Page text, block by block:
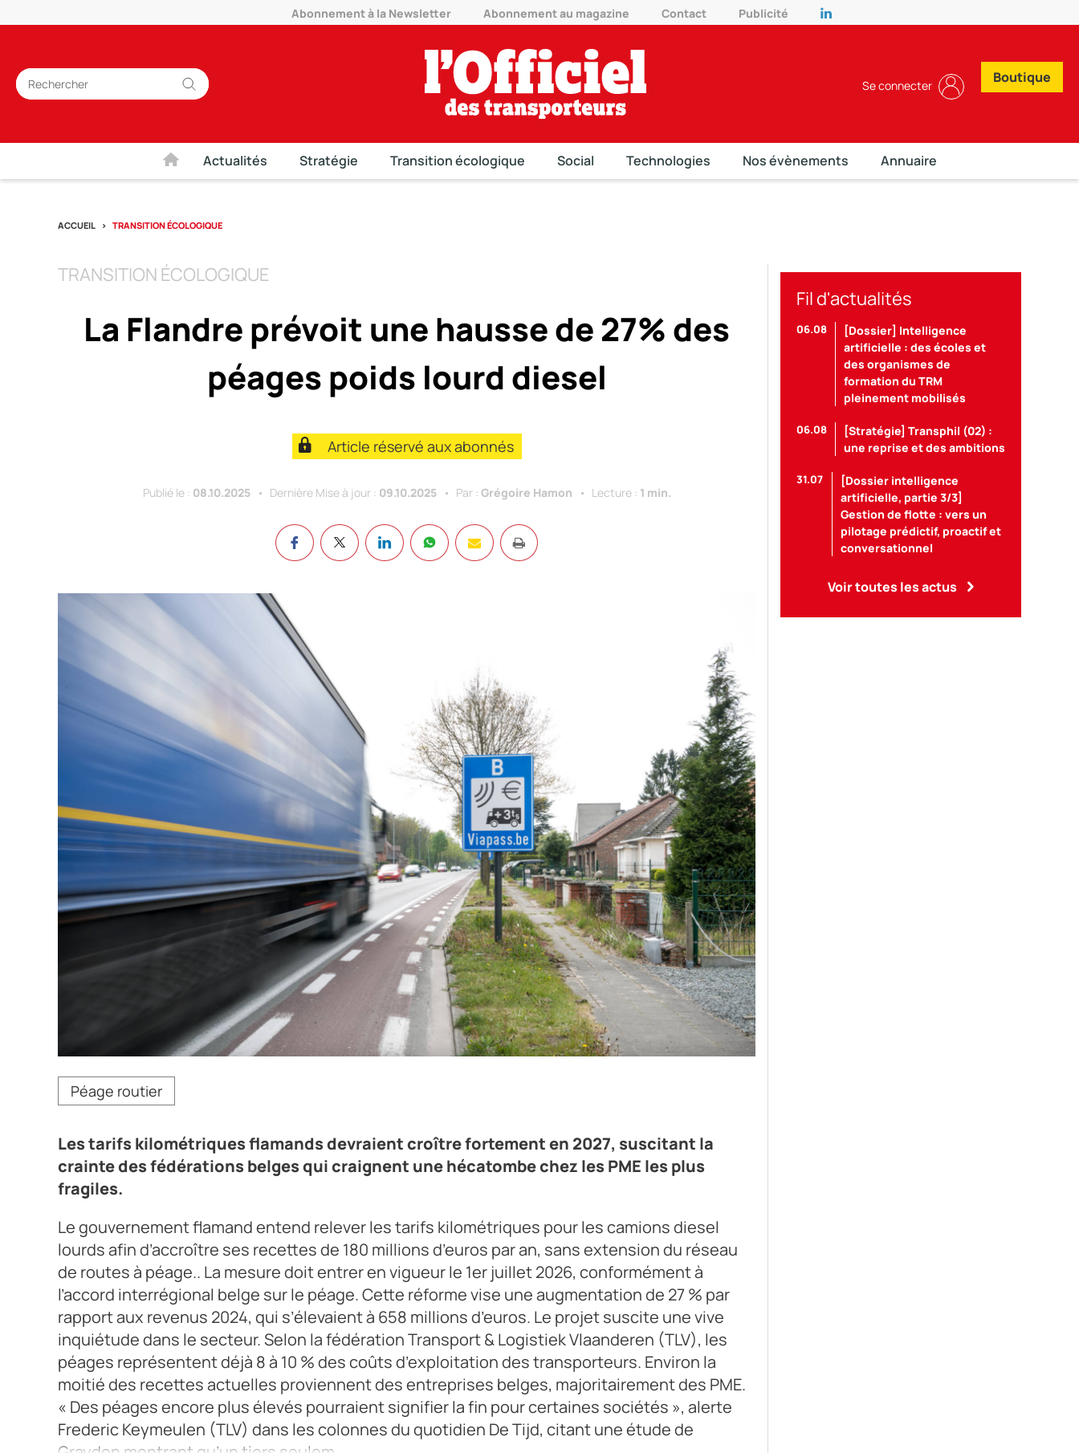
Abonnement à la Newsletter Abonnement au magazine Contact Publicité
Se connecter Boutique
Actualités Stratégie Transition écologique Social Technologies Nos évènements Annuaire
ACCUEIL TRANSITION ÉCOLOGIQUE
TRANSITION ÉCOLOGIQUE
La Flandre prévoit une hausse de 27% des
péages poids lourd diesel
Article réservé aux abonnés
Publié le : 08.10.2025 Dernière Mise à jour : 09.10.2025 Par : Grégoire Hamon Lecture : 1 min.
Cette hausse devrait accroître les recettes de 180 millions d’euros par an.
Crédit photo DR
Péage routier
Les tarifs kilométriques flamands devraient croître fortement en 2027, suscitant la
crainte des fédérations belges qui craignent une hécatombe chez les PME les plus
fragiles.
Le gouvernement flamand entend relever les tarifs kilométriques pour les camions diesel
lourds afin d’accroître ses recettes de 180 millions d’euros par an, sans extension du réseau
de routes à péage.. La mesure doit entrer en vigueur le 1er juillet 2026, conformément à
l’accord interrégional belge sur le péage. Cette réforme vise une augmentation de 27 % par
rapport aux revenus 2024, qui s’élevaient à 658 millions d’euros. Le projet suscite une vive
inquiétude dans le secteur. Selon la fédération Transport & Logistiek Vlaanderen (TLV), les
péages représentent déjà 8 à 10 % des coûts d’exploitation des transporteurs. Environ la
moitié des recettes actuelles proviennent des entreprises belges, majoritairement des PME.
« Des péages encore plus élevés pourraient signifier la fin pour certaines sociétés », alerte
Frederic Keymeulen (TLV) dans les colonnes du quotidien De Tijd, citant une étude de
Fil d'actualités
06.08
[Dossier] Intelligence
artificielle : des écoles et
des organismes de
formation du TRM
pleinement mobilisés
06.08
[Stratégie] Transphil (02) :
une reprise et des ambitions
31.07
[Dossier intelligence
artificielle, partie 3/3]
Gestion de flotte : vers un
pilotage prédictif, proactif et
conversationnel
Voir toutes les actus